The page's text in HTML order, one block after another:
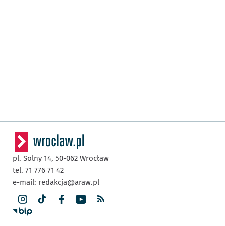
pl. Solny 14, 50-062 Wrocław
tel. 71 776 71 42
e-mail: redakcja@araw.pl